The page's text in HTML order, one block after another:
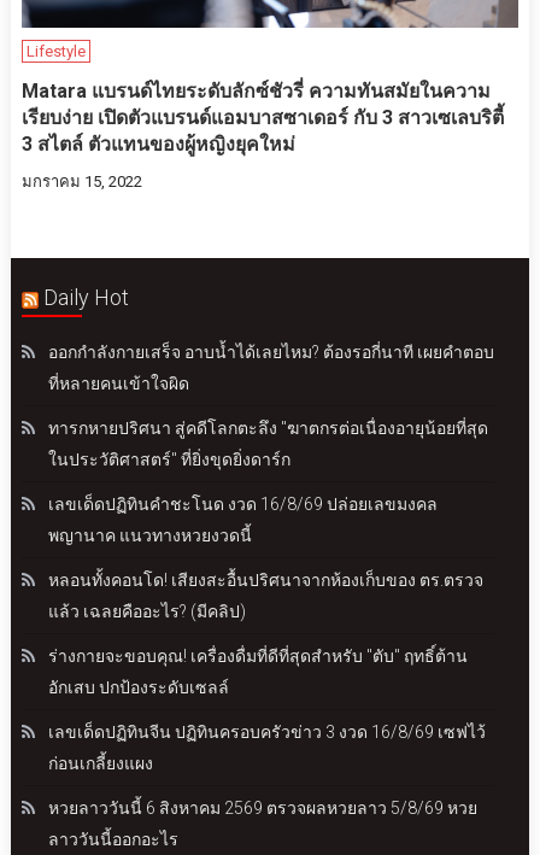
Lifestyle
Matara แบรนด์ไทยระดับลักซ์ชัวรี่ ความทันสมัยในความ
เรียบง่าย เปิดตัวแบรนด์แอมบาสซาเดอร์ กับ 3 สาวเซเลบริตี้
3 สไตล์ ตัวแทนของผู้หญิงยุคใหม่
มกราคม 15, 2022
Daily Hot
ออกกำลังกายเสร็จ อาบน้ำได้เลยไหม? ต้องรอกี่นาที เผยคำตอบ
ที่หลายคนเข้าใจผิด
ทารกหายปริศนา สู่คดีโลกตะลึง "ฆาตกรต่อเนื่องอายุน้อยที่สุด
ในประวัติศาสตร์" ที่ยิ่งขุดยิ่งดาร์ก
เลขเด็ดปฏิทินคำชะโนด งวด 16/8/69 ปล่อยเลขมงคล
พญานาค แนวทางหวยงวดนี้
หลอนทั้งคอนโด! เสียงสะอื้นปริศนาจากห้องเก็บของ ตร.ตรวจ
แล้ว เฉลยคืออะไร? (มีคลิป)
ร่างกายจะขอบคุณ! เครื่องดื่มที่ดีที่สุดสำหรับ "ตับ" ฤทธิ์ต้าน
อักเสบ ปกป้องระดับเซลล์
เลขเด็ดปฏิทินจีน ปฏิทินครอบครัวข่าว 3 งวด 16/8/69 เซฟไว้
ก่อนเกลี้ยงแผง
หวยลาววันนี้ 6 สิงหาคม 2569 ตรวจผลหวยลาว 5/8/69 หวย
ลาววันนี้ออกอะไร